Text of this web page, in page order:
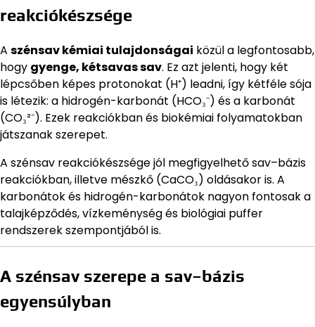
reakciókészsége
A szénsav kémiai tulajdonságai közül a legfontosabb,
hogy gyenge, kétsavas sav. Ez azt jelenti, hogy két
lépcsőben képes protonokat (H⁺) leadni, így kétféle sója
is létezik: a hidrogén-karbonát (HCO₃⁻) és a karbonát
(CO₃²⁻). Ezek reakciókban és biokémiai folyamatokban
játszanak szerepet.
A szénsav reakciókészsége jól megfigyelhető sav–bázis
reakciókban, illetve mészkő (CaCO₃) oldásakor is. A
karbonátok és hidrogén-karbonátok nagyon fontosak a
talajképződés, vízkeménység és biológiai puffer
rendszerek szempontjából is.
A szénsav szerepe a sav–bázis
egyensúlyban